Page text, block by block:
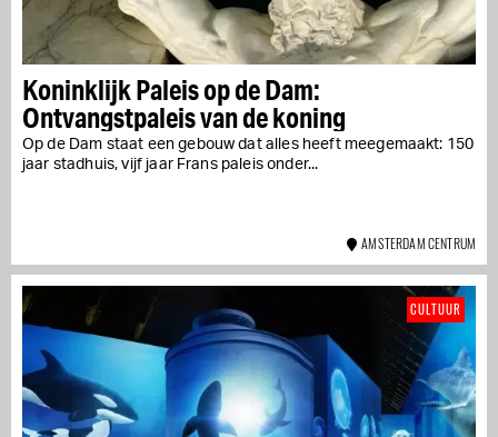
Koninklijk Paleis op de Dam:
Ontvangstpaleis van de koning
Op de Dam staat een gebouw dat alles heeft meegemaakt: 150
jaar stadhuis, vijf jaar Frans paleis onder...
AMSTERDAM CENTRUM
CULTUUR